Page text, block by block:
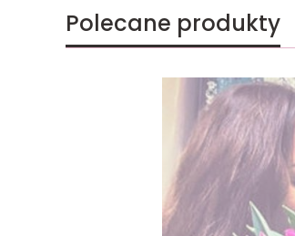
Polecane produkty